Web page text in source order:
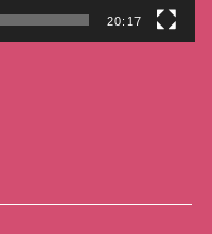
20:17